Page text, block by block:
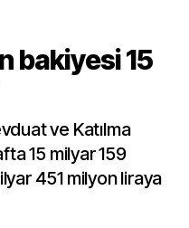
bakiyesi 15
ve Katılma
15 milyar 159
451 milyon liraya